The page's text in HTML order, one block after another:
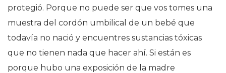
protegió. Porque no puede ser que vos tomes una
muestra del cordón umbilical de un bebé que
todavía no nació y encuentres sustancias tóxicas
que no tienen nada que hacer ahí. Si están es
porque hubo una exposición de la madre